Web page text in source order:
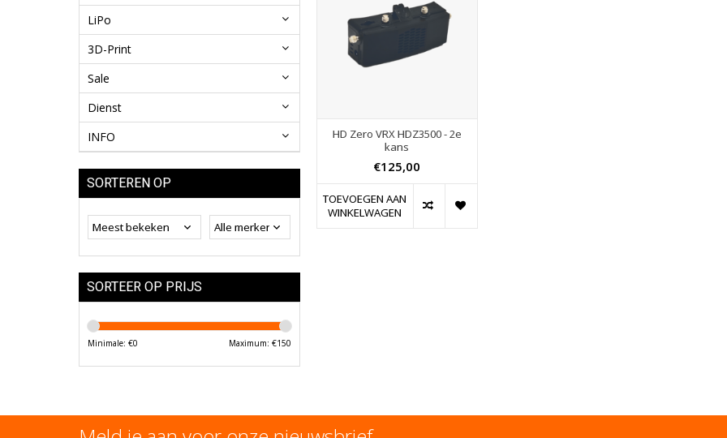
LiPo
3D-Print
Sale
Dienst
INFO
SORTEREN OP
SORTEER OP PRIJS
Minimale: €0 Maximum: €150
HD Zero VRX HDZ3500 - 2e
kans
€125,00
TOEVOEGEN AAN
WINKELWAGEN